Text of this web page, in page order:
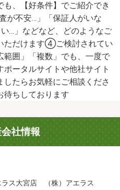
、【好条件】でご紹介でき
が不安…」「保証人がいな
…」などなど、どのようなご
ただけます④ご検討されてい
範囲」「複数」でも、一度で
ータルサイトや他社サイト
たらお気軽にご相談くださ
待ちしております
社情報
ラス大宮店 （株）アエラス